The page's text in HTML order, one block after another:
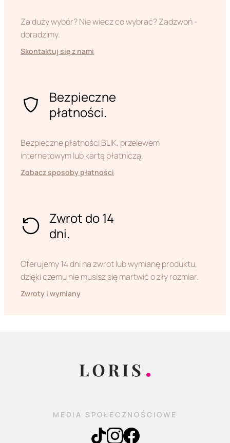
Za duży wybór? Nie wiecz co wybrać? Zadzwoń -
doradzimy.
Skontaktuj się z nami
Bezpieczne
płatności.
Bezpieczne płatności BLIK, przelewem
internetowym lub kartą płatniczą.
Zobacz sposoby płatności
Zwrot do 14
dni.
Oferujemy 14 dni na zwrot lub wymianę produktu,
dzięki czemu nie musisz się martwić o zły rozmiar.
Zwroty i wymiany
MEDIA SPOŁECZNOŚCIOWE